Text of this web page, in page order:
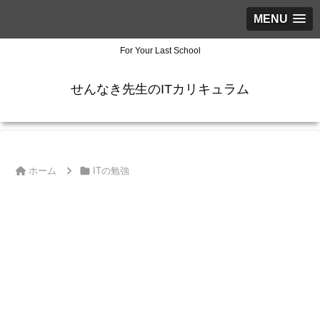
MENU
For Your Last School
せんなき先生のITカリキュラム
ホーム ITの勉強